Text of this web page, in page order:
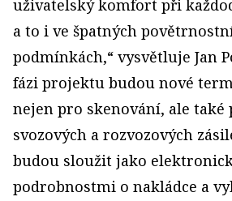
uživatelský komfort při
a to i ve špatných
podmínkách,“ vysvětluje Jan
fázi projektu budou nové
nejen pro skenování, ale také
svozových a rozvozových
budou sloužit jako
podrobnostmi o nakládce a